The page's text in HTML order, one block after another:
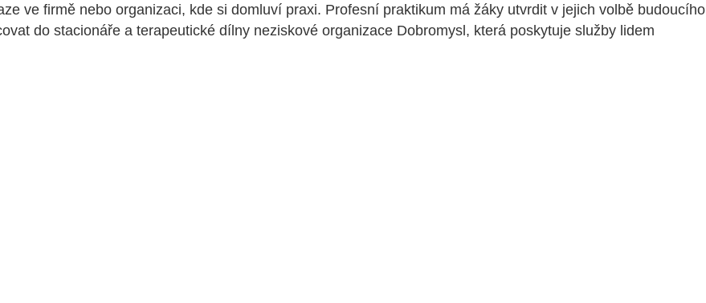
ve firmě nebo organizaci, kde si domluví praxi. Profesní praktikum má žáky utvrdit v jejich volbě budoucího
do stacionáře a terapeutické dílny neziskové organizace Dobromysl, která poskytuje služby lidem